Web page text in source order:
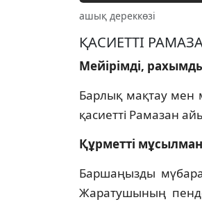
ашық дереккөзі
ҚАСИЕТТI
Мейiрiмдi,
Барлық мақтау мен
қасиеттi Рамазан
Құрметтi
Баршаңызды
Жаратушының